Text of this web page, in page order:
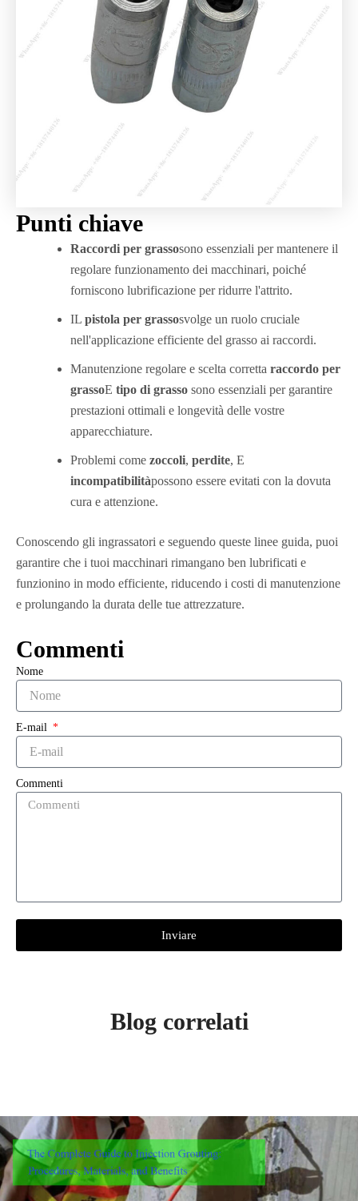
Punti chiave
Raccordi per grassosono essenziali per mantenere il
regolare funzionamento dei macchinari, poiché
forniscono lubrificazione per ridurre l'attrito.
IL pistola per grassosvolge un ruolo cruciale
nell'applicazione efficiente del grasso ai raccordi.
Manutenzione regolare e scelta corretta raccordo per
grassoE tipo di grasso sono essenziali per garantire
prestazioni ottimali e longevità delle vostre
apparecchiature.
Problemi come zoccoli, perdite, E
incompatibilitàpossono essere evitati con la dovuta
cura e attenzione.
Conoscendo gli ingrassatori e seguendo queste linee guida, puoi
garantire che i tuoi macchinari rimangano ben lubrificati e
funzionino in modo efficiente, riducendo i costi di manutenzione
e prolungando la durata delle tue attrezzature.
Commenti
Nome
E-mail
Commenti
Inviare
Blog correlati